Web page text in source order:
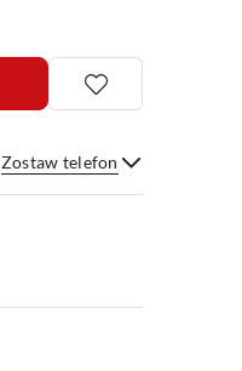
Zostaw telefon
Wyślij